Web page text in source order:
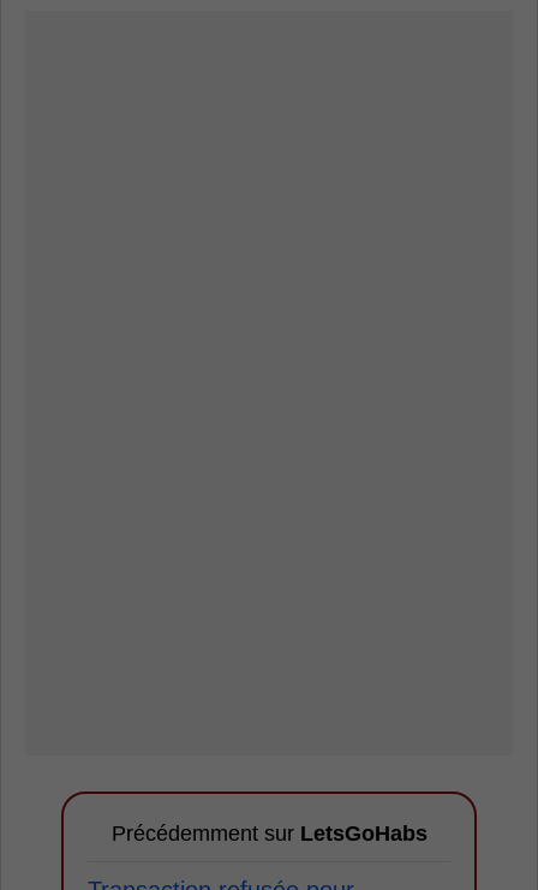
Précédemment sur LetsGoHabs